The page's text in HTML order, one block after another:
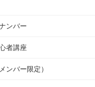
ンバー
者講座
ンバー限定）